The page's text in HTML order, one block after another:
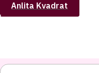
Anlita Kvadrat